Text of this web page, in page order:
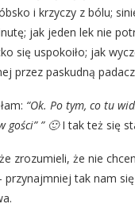
i krzyczy z bólu;
jak jeden lek nie
się uspokoiło; jak
przez paskudną
“Ok. Po tym, co tu
gości” ” 🙂I tak też się
zrozumieli, że nie
tak nam